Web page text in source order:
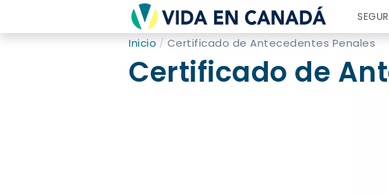
Inicio Certificado de Antecedentes Penales
Certificado de